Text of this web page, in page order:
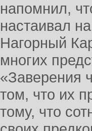
напомнил,
настаивал
Нагорный
многих
«Заверения
том, что их
тому, что